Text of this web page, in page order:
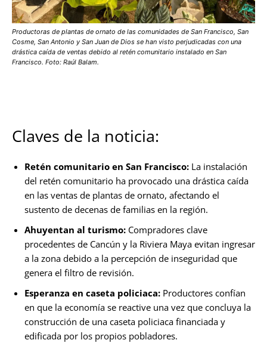
Productoras de plantas de ornato de las comunidades de San Francisco, San
Cosme, San Antonio y San Juan de Dios se han visto perjudicadas con una
drástica caída de ventas debido al retén comunitario instalado en San
Francisco. Foto: Raúl Balam.
Claves de la noticia:
Retén comunitario en San Francisco: La instalación
del retén comunitario ha provocado una drástica caída
en las ventas de plantas de ornato, afectando el
sustento de decenas de familias en la región.
Ahuyentan al turismo: Compradores clave
procedentes de Cancún y la Riviera Maya evitan ingresar
a la zona debido a la percepción de inseguridad que
genera el filtro de revisión.
Esperanza en caseta policiaca: Productores confían
en que la economía se reactive una vez que concluya la
construcción de una caseta policiaca financiada y
edificada por los propios pobladores.